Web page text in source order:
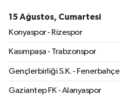
15 Ağustos, Cumartesi
Konyaspor - Rizespor
Kasımpaşa - Trabzonspor
Gençlerbirliği S.K. - Fenerbahçe
Gaziantep FK - Alanyaspor